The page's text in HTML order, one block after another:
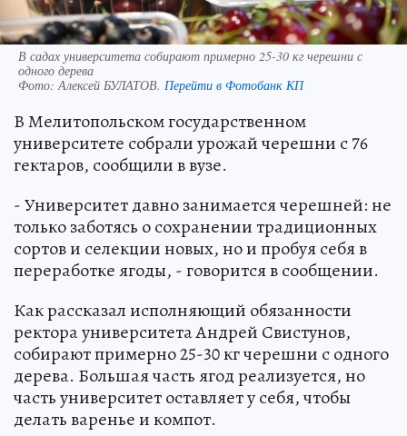
В садах университета собирают примерно 25-30 кг черешни с
одного дерева
Фото:Алексей БУЛАТОВ. Перейти в Фотобанк КП
В Мелитопольском государственном
университете собрали урожай черешни с 76
гектаров, сообщили в вузе.
- Университет давно занимается черешней: не
только заботясь о сохранении традиционных
сортов и селекции новых, но и пробуя себя в
переработке ягоды, - говорится в сообщении.
Как рассказал исполняющий обязанности
ректора университета Андрей Свистунов,
собирают примерно 25-30 кг черешни с одного
дерева. Большая часть ягод реализуется, но
часть университет оставляет у себя, чтобы
делать варенье и компот.